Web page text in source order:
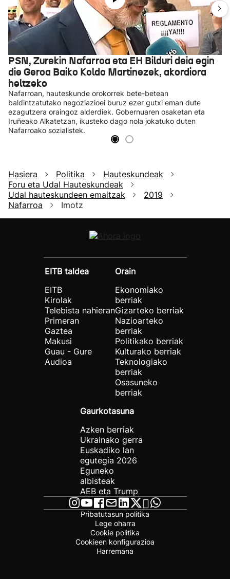
PSN, Zurekin Nafarroa eta EH Bilduri deia egin
die Geroa Baiko Koldo Martinezek, akordiora
heltzeko
Nafarroan, hauteskunde orokorrek bete-betean
baldintzatutako negoziazioei buruz ezer gutxi eman dute
ezagutzera oraingoz alderdiek. Gobernuaren osaketan eta
Iruñeako Alkatetzan, ikusteko dago nola jokatuko duten
Nafarroako sozialistek.
Hasiera Politika
Hauteskundeak
Foru eta Udal Hauteskundeak
Udal hauteskundeen emaitzak
2019
Nafarroa
Imotz
EITB taldea
EITB
Kirolak
Telebista nahieran
Primeran
Gaztea
Makusi
Guau - Gure
Audioa
Orain
Ekonomiako
berriak
Gizarteko berriak
Nazioarteko
berriak
Politikako berriak
Kulturako berriak
Teknologiako
berriak
Osasuneko
berriak
Gaurkotasuna
Azken berriak
Ukrainako gerra
Euskadiko lan
egutegia 2026
Eguneko
albisteak
AEB eta Trump
Pribatutasun politika
Lege oharra
Cookie politika
Cookieen konfigurazioa
Harremana